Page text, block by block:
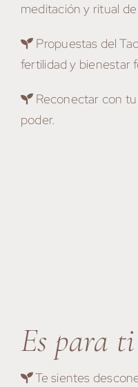
meditación y ritual
Propuestas del
fertilidad y bienestar
Reconectar con
poder.
Es para
Te sientes